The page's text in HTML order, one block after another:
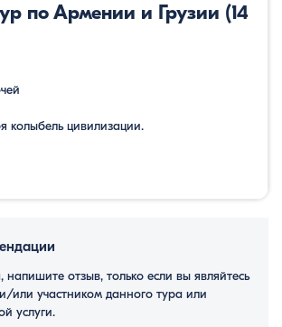
по Армении и Грузии (14
колыбель цивилизации.
напишите отзыв, только если вы являйтесь
или участником данного тура или
услуги.